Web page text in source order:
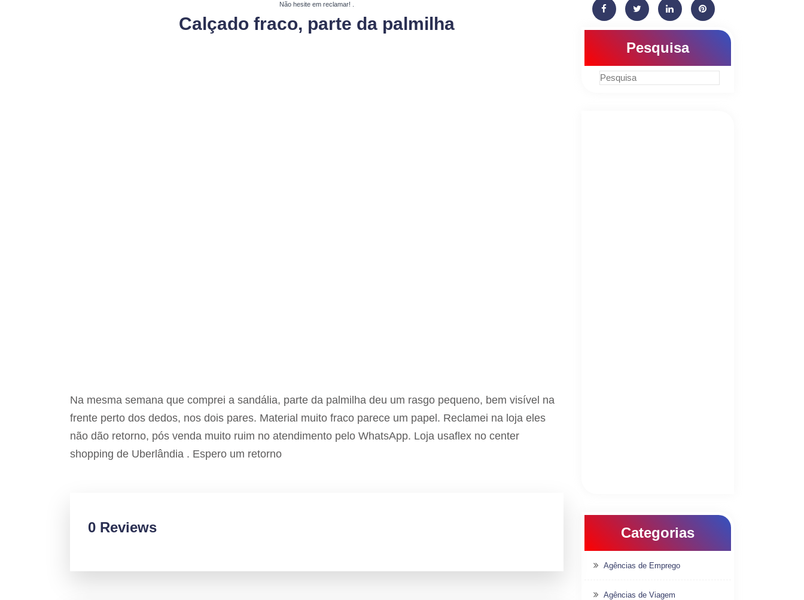
Não hesite em reclamar!
Calçado fraco, parte da palmilha
Na mesma semana que comprei a sandália, parte da palmilha deu um rasgo pequeno, bem visível na
frente perto dos dedos, nos dois pares. Material muito fraco parece um papel. Reclamei na loja eles
não dão retorno, pós venda muito ruim no atendimento pelo WhatsApp. Loja usaflex no center
shopping de Uberlândia . Espero um retorno
0 Reviews
Pesquisa
Categorias
Agências de Emprego
Agências de Viagem